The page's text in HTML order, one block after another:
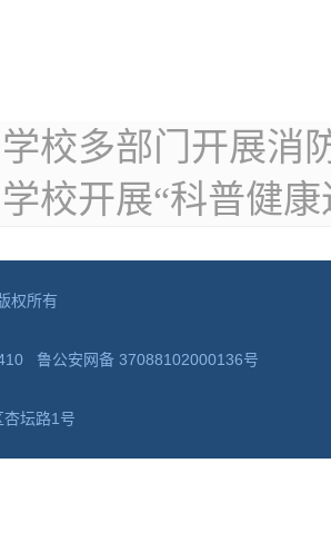
学校多部门开展消
学校开展“科普健
宁学院 版权所有
鲁公安网备 37088102000136号
坛路1号